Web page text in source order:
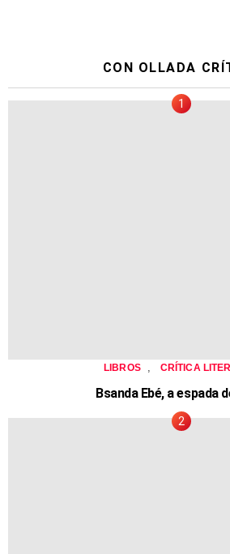
CON OLLADA
LIBROS CRÍTICA
Bsanda Ebé, a espada